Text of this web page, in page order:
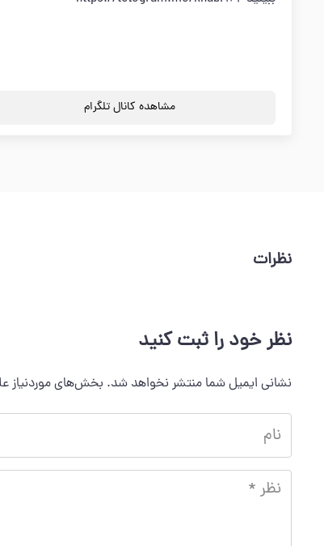
مشاهده کانال تلگرام
نظرات
نظر خود را ثبت کنید
نشانی ایمیل شما منتشر نخواهد شد. بخش‌های موردنیاز